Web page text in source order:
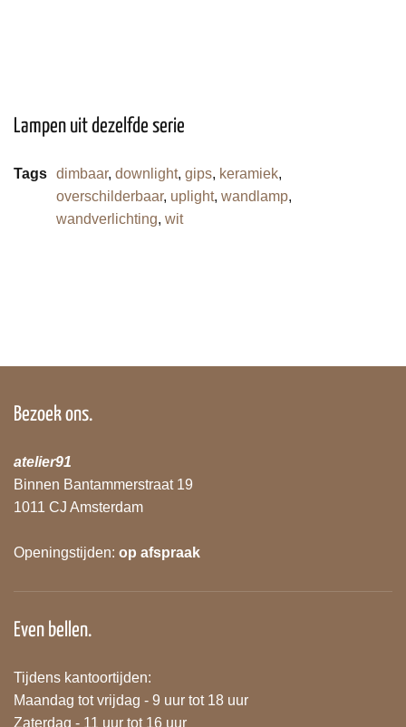
Lampen uit dezelfde serie
Tags dimbaar, downlight, gips, keramiek,
overschilderbaar, uplight, wandlamp,
wandverlichting, wit
Bezoek ons.
atelier91
Binnen Bantammerstraat 19
1011 CJ Amsterdam
Openingstijden: op afspraak
Even bellen.
Tijdens kantoortijden:
Maandag tot vrijdag - 9 uur tot 18 uur
Zaterdag - 11 uur tot 16 uur